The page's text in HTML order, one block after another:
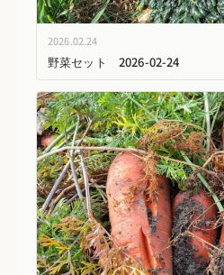
2026.02.24
野菜セット 2026-02-24